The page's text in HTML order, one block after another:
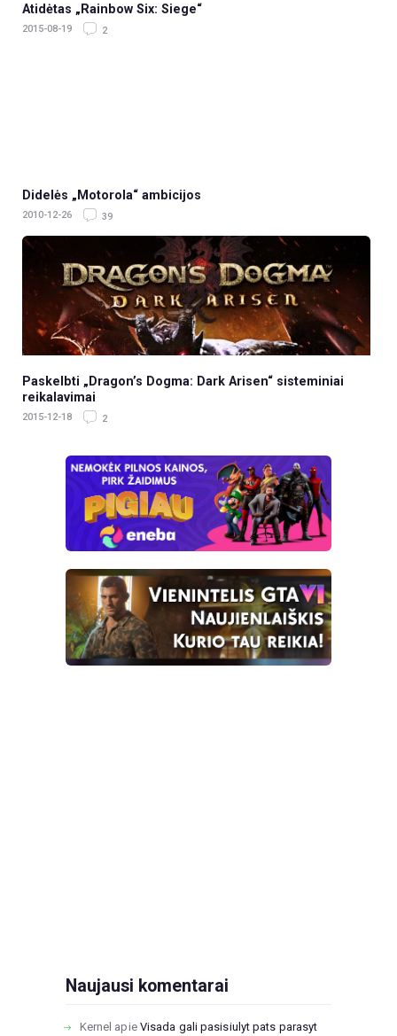
Atidėtas „Rainbow Six: Siege“
2015-08-19 2
Didelės „Motorola“ ambicijos
2010-12-26 39
Paskelbti „Dragon’s Dogma: Dark Arisen“ sisteminiai
reikalavimai
2015-12-18 2
Naujausi komentarai
Kernel apie Visada gali pasisiulyt pats parasyt